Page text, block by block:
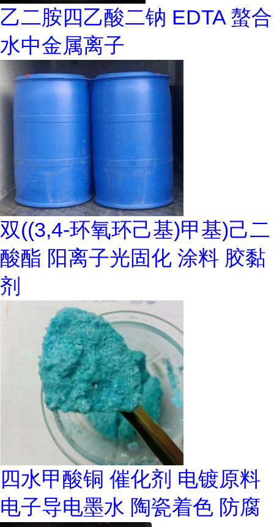
乙二胺四乙酸二钠 EDTA 螯合
水中金属离子
双((3,4-环氧环己基)甲基)己二
酸酯 阳离子光固化 涂料 胶黏
剂
四水甲酸铜 催化剂 电镀原料
电子导电墨水 陶瓷着色 防腐